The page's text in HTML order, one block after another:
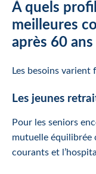
À quels
meilleures
après 60 ans
Les besoins varient
Les jeunes
Pour les seniors
mutuelle équilibrée
courants et